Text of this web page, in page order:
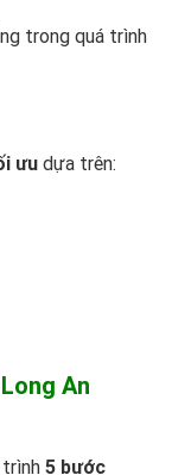
trong quá trình
ưu dựa trên:
An
5 bước